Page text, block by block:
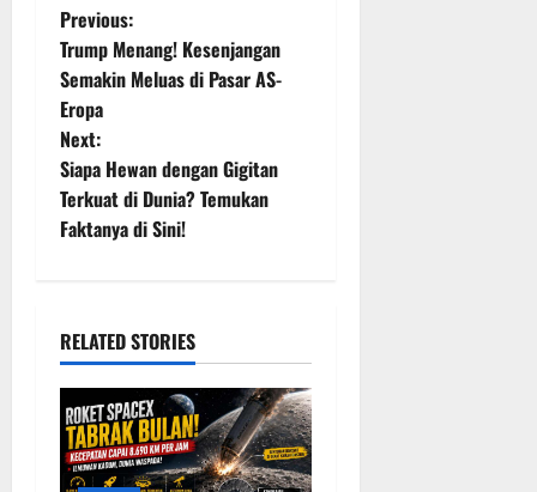
P
o
s
t
n
v
i
g
a
Previous:
Trump Menang! Kesenjangan
Semakin Meluas di Pasar AS-
Eropa
Next:
Siapa Hewan dengan Gigitan
Terkuat di Dunia? Temukan
Faktanya di Sini!
RELATED STORIES